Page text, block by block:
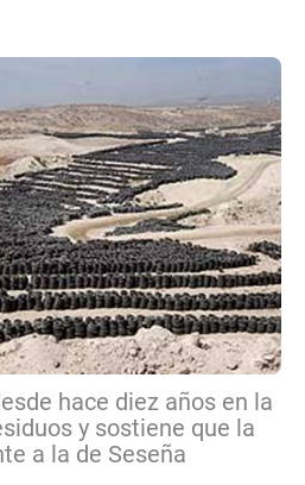
hace diez años en la
y sostiene que la
a la de Seseña